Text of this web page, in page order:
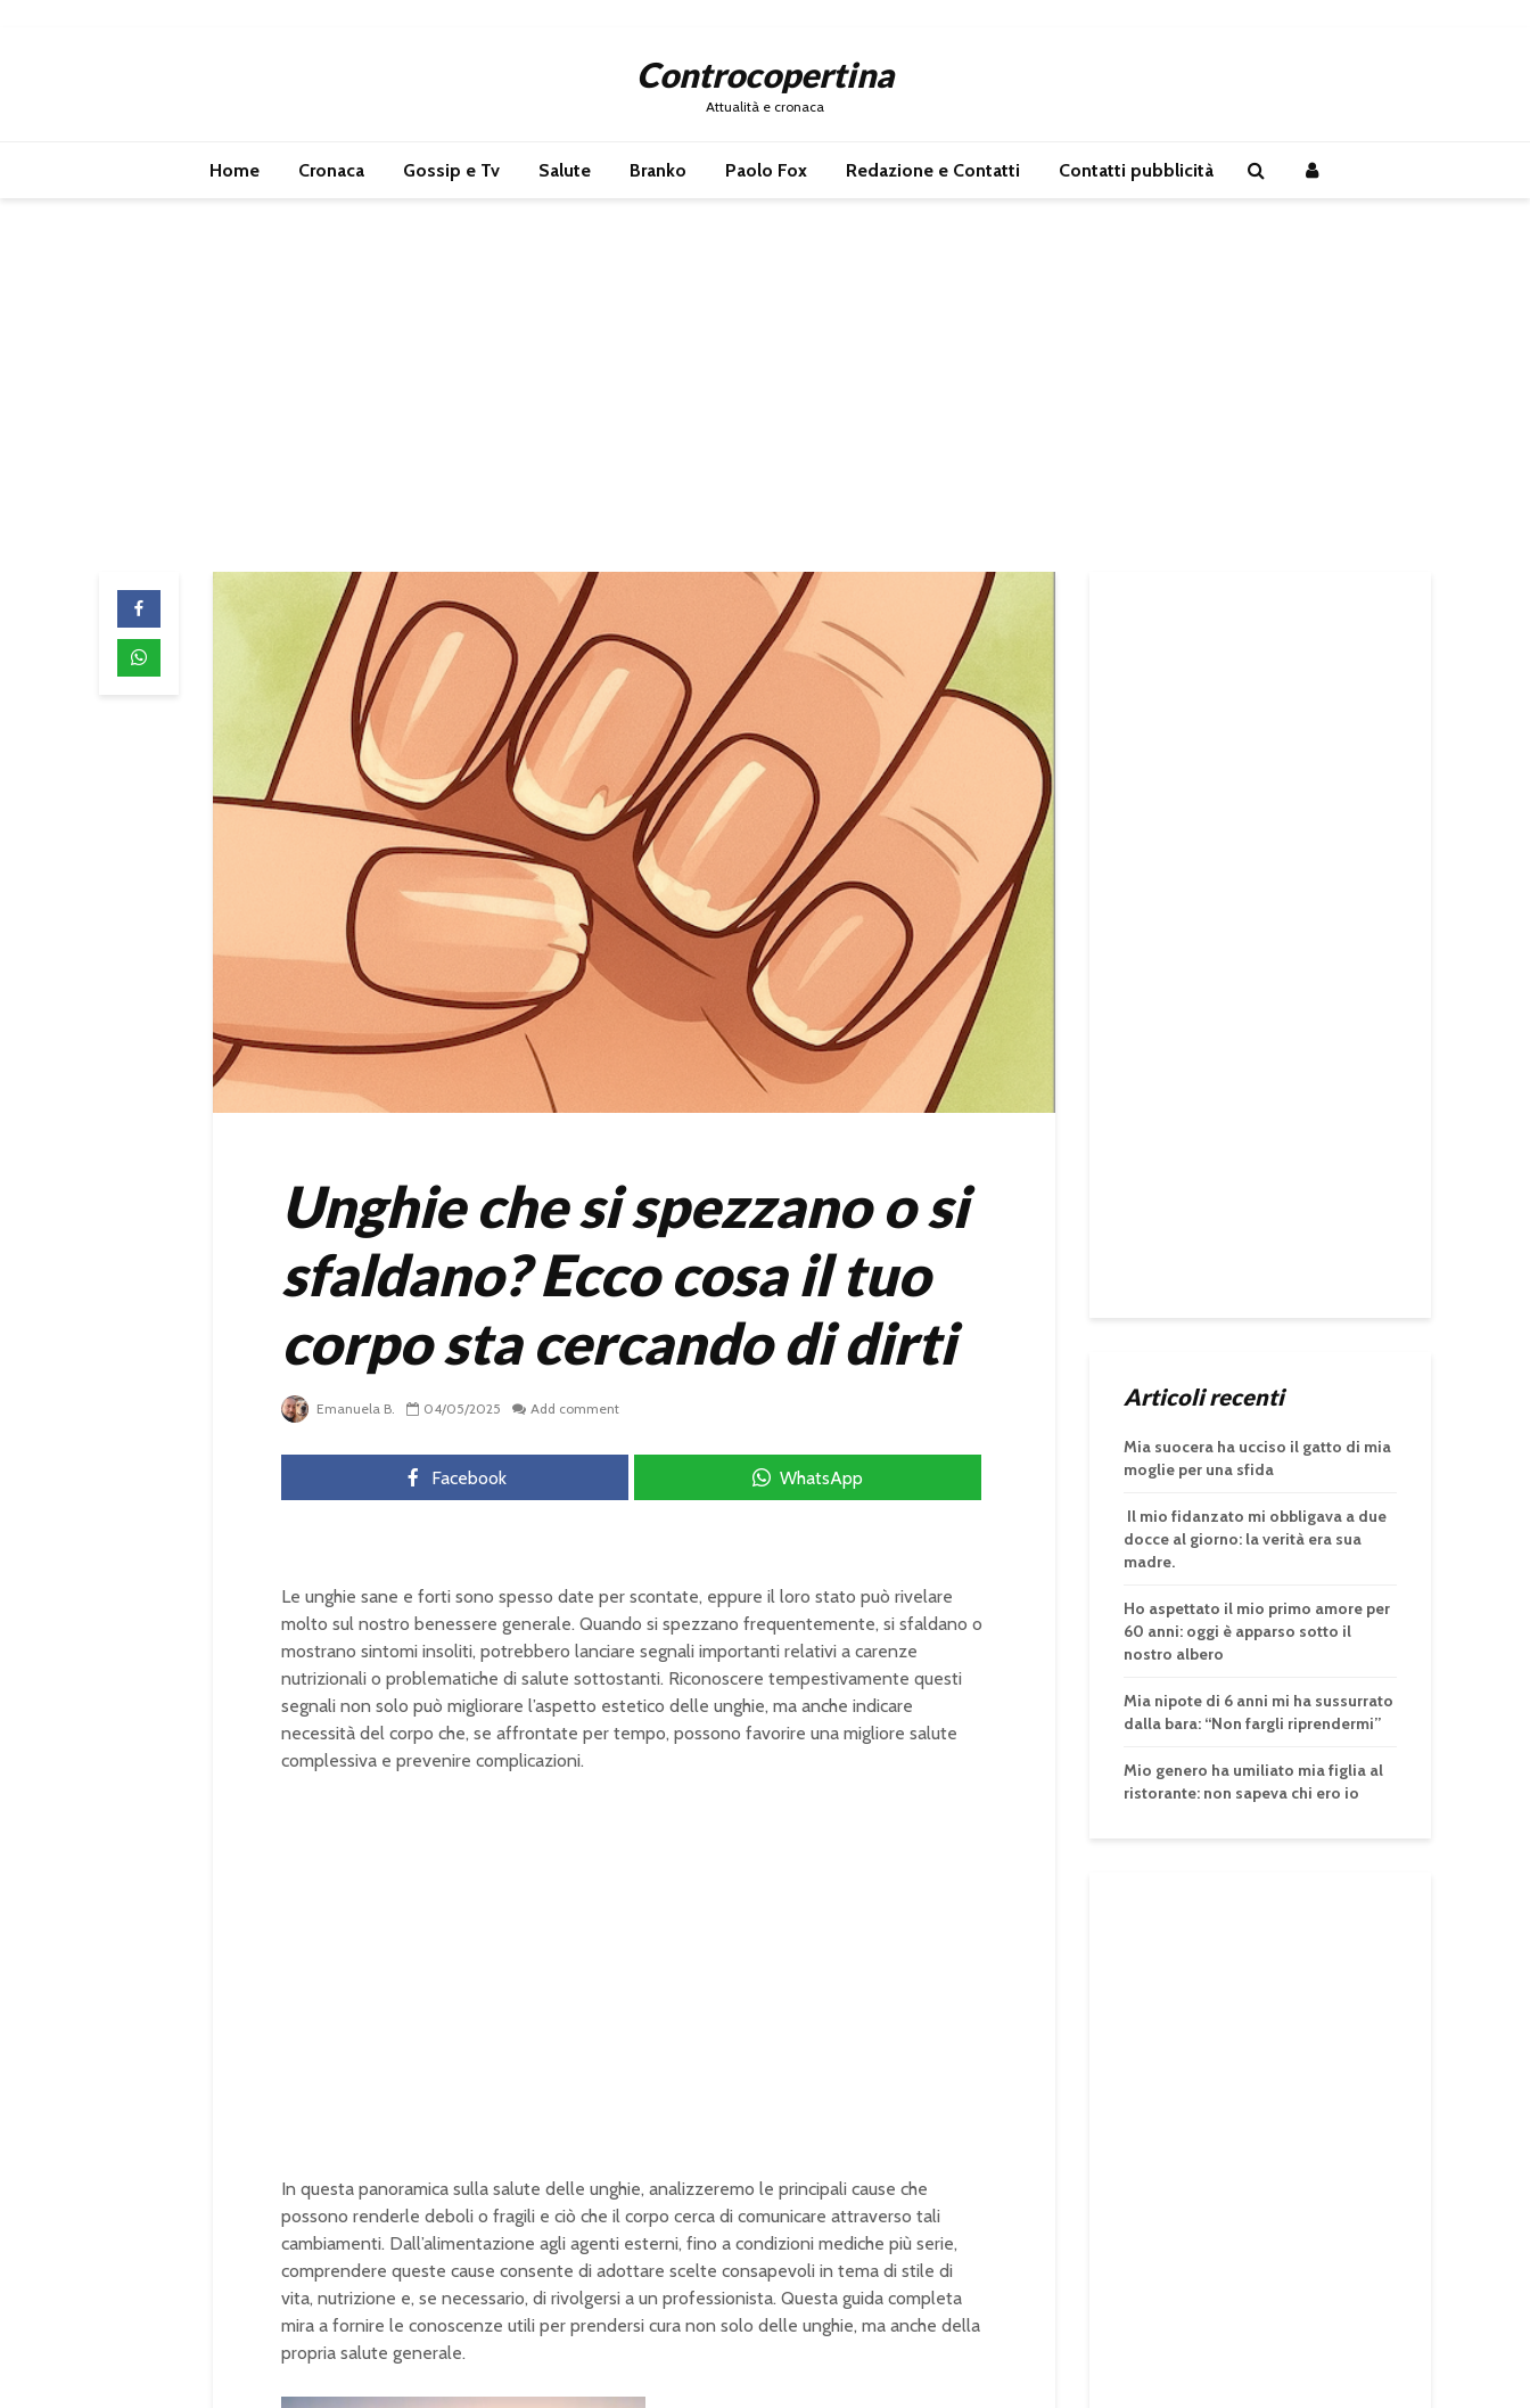
Controcopertina
Attualità e cronaca
Home Cronaca Gossip e Tv Salute Branko Paolo Fox Redazione e Contatti Contatti pubblicità
Unghie che si spezzano o si
sfaldano? Ecco cosa il tuo
corpo sta cercando di dirti
Emanuela B. 04/05/2025 Add comment
Facebook WhatsApp
Le unghie sane e forti sono spesso date per scontate, eppure il loro stato può rivelare
molto sul nostro benessere generale. Quando si spezzano frequentemente, si sfaldano o
mostrano sintomi insoliti, potrebbero lanciare segnali importanti relativi a carenze
nutrizionali o problematiche di salute sottostanti. Riconoscere tempestivamente questi
segnali non solo può migliorare l’aspetto estetico delle unghie, ma anche indicare
necessità del corpo che, se affrontate per tempo, possono favorire una migliore salute
complessiva e prevenire complicazioni.
In questa panoramica sulla salute delle unghie, analizzeremo le principali cause che
possono renderle deboli o fragili e ciò che il corpo cerca di comunicare attraverso tali
cambiamenti. Dall’alimentazione agli agenti esterni, fino a condizioni mediche più serie,
comprendere queste cause consente di adottare scelte consapevoli in tema di stile di
vita, nutrizione e, se necessario, di rivolgersi a un professionista. Questa guida completa
mira a fornire le conoscenze utili per prendersi cura non solo delle unghie, ma anche della
propria salute generale.
Articoli recenti
Mia suocera ha ucciso il gatto di mia
moglie per una sfida
Il mio fidanzato mi obbligava a due
docce al giorno: la verità era sua
madre.
Ho aspettato il mio primo amore per
60 anni: oggi è apparso sotto il
nostro albero
Mia nipote di 6 anni mi ha sussurrato
dalla bara: “Non fargli riprendermi”
Mio genero ha umiliato mia figlia al
ristorante: non sapeva chi ero io